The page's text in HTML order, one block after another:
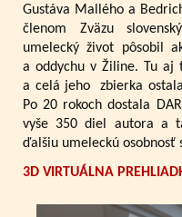
Gustáva Mallého a
členom Zväzu
umelecký život pôsobil
a oddychu v Žiline. Tu aj
a celá jeho zbierka
Po 20 rokoch dostala
vyše 350 diel autora a
ďalšiu umeleckú osobnosť
3D VIRTUÁLNA